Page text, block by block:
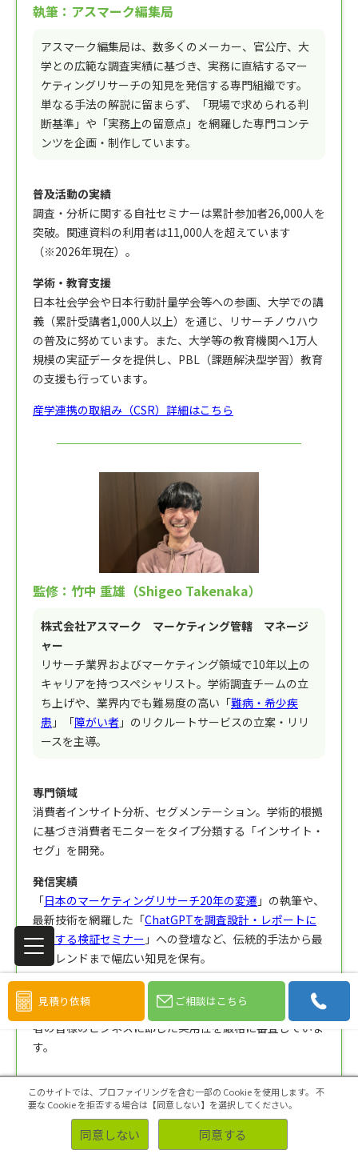
執筆：アスマーク編集局
アスマーク編集局は、数多くのメーカー、官公庁、大
学との広範な調査実績に基づき、実務に直結するマー
ケティングリサーチの知見を発信する専門組織です。
単なる手法の解説に留まらず、「現場で求められる判
断基準」や「実務上の留意点」を網羅した専門コンテ
ンツを企画・制作しています。
普及活動の実績
調査・分析に関する自社セミナーは累計参加者26,000人を
突破。関連資料の利用者は11,000人を超えています
（※2026年現在）。
学術・教育支援
日本社会学会や日本行動計量学会等への参画、大学での講
義（累計受講者1,000人以上）を通じ、リサーチノウハウ
の普及に努めています。また、大学等の教育機関へ1万人
規模の実証データを提供し、PBL（課題解決型学習）教育
の支援も行っています。
産学連携の取組み（CSR）詳細はこちら
監修：竹中 重雄（Shigeo Takenaka）
株式会社アスマーク マーケティング管轄 マネージ
ャー
リサーチ業界およびマーケティング領域で10年以上の
キャリアを持つスペシャリスト。学術調査チームの立
ち上げや、業界内でも難易度の高い「難病・希少疾
患 」「障がい者 」のリクルートサービスの立案・リリ
ースを主導。
専門領域
消費者インサイト分析、セグメンテーション。学術的根拠
に基づき消費者モニターをタイプ分類する「インサイト・
セグ」を開発。
発信実績
「日本のマーケティングリサーチ20年の変遷 」の執筆や、
最新技術を網羅した「ChatGPTを調査設計・レポートに
活用する検証セミナー 」への登壇など、伝統的手法から最
新トレンドまで幅広い知見を保有。
本記事の監修にあたって
自身の豊富な実務経験に基づき、公開情報の正確性と、読
者の皆様のビジネスに即した実用性を厳格に審査していま
す。
アスマークの編集ポリシー
見積り依頼 ご相談はこちら
このサイトでは、プロファイリングを含む一部の Cookie を使用します。 不
要な Cookie を拒否する場合は【同意しない】を選択してください。
同意しない 同意する